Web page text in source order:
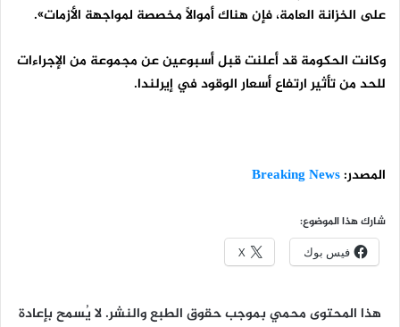
على الخزانة العامة، فإن هناك أموالًا مخصصة لمواجهة الأزمات».
وكانت الحكومة قد أعلنت قبل أسبوعين عن مجموعة من الإجراءات
للحد من تأثير ارتفاع أسعار الوقود في إيرلندا.
المصدر:Breaking News
شارك هذا الموضوع:
فيس بوك X
هذا المحتوى محمي بموجب حقوق الطبع والنشر. لا يُسمح بإعادة